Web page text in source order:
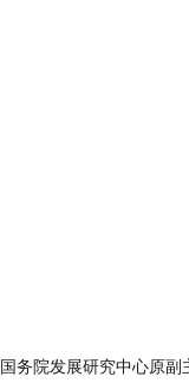
国务院发展研究中心原